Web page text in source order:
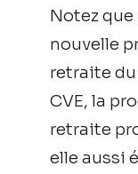
Notez
nouvelle
retraite
CVE, la
retraite
elle aussi